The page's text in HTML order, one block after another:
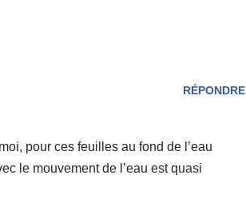
RÉPONDRE
pour ces feuilles au fond de l’eau
le mouvement de l’eau est quasi